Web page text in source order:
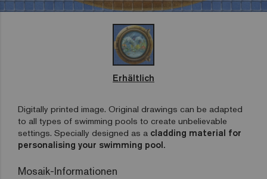
Erhältlich
Digitally printed image. Original drawings can be adapted
to all types of swimming pools to create unbelievable
settings. Specially designed as a cladding material for
personalising your swimming pool.
Mosaik-Informationen